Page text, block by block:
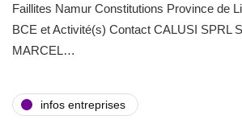
Faillites Namur Constitutions Province de
BCE et Activité(s) Contact CALUSI SPRL
MARCEL…
infos entreprises